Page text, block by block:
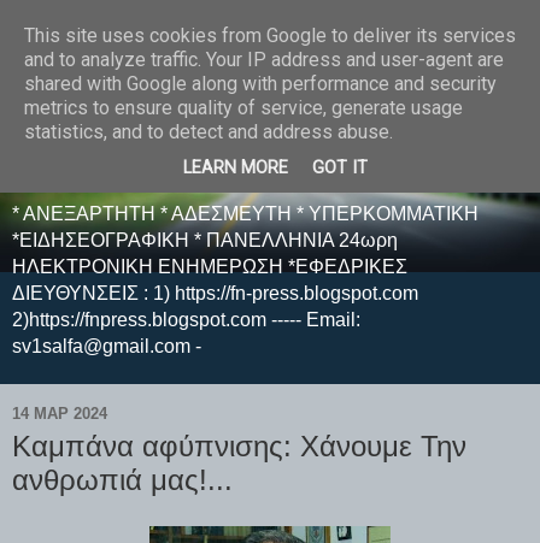
E F E N P R E S S -
ΗΛΕΚΤΡΟΝΙΚΗ
ΕΦΗΜΕΡΙΔΑ
* ΑΝΕΞΑΡΤΗΤΗ * ΑΔΕΣΜΕΥΤΗ * ΥΠΕΡΚΟΜΜΑΤΙΚΗ
*ΕΙΔΗΣΕΟΓΡΑΦΙΚΗ * ΠΑΝΕΛΛΗΝΙΑ 24ωρη
ΗΛΕΚΤΡΟΝΙΚΗ ΕΝΗΜΕΡΩΣΗ *ΕΦΕΔΡΙΚΕΣ
ΔΙΕΥΘΥΝΣΕΙΣ : 1) https://fn-press.blogspot.com
2)https://fnpress.blogspot.com ----- Email:
sv1salfa@gmail.com -
14 ΜΑΡ 2024
Καμπάνα αφύπνισης: Χάνουμε Την
ανθρωπιά μας!...
This site uses cookies from Google to deliver its services
and to analyze traffic. Your IP address and user-agent are
shared with Google along with performance and security
metrics to ensure quality of service, generate usage
statistics, and to detect and address abuse.
LEARN MORE GOT IT